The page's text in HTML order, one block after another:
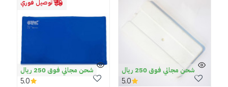
شحن مجاني فوق 250 ريال
5.0
توصيل فوري
شحن مجاني فوق 250 ريال
5.0